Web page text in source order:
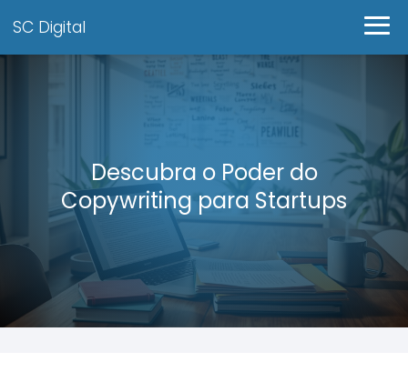
SC Digital
Descubra o Poder do
Copywriting para Startups